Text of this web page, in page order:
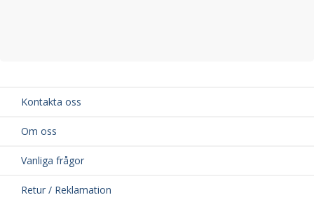
Kontakta oss
Om oss
Vanliga frågor
Retur / Reklamation